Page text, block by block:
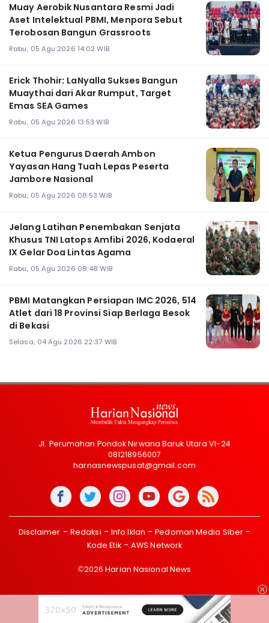
Muay Aerobik Nusantara Resmi Jadi
Aset Intelektual PBMI, Menpora Sebut
Terobosan Bangun Grassroots
Rabu, 05 Agu 2026 14:02 WIB
Erick Thohir: LaNyalla Sukses Bangun
Muaythai dari Akar Rumput, Target
Emas SEA Games
Rabu, 05 Agu 2026 13:53 WIB
Ketua Pengurus Daerah Ambon
Yayasan Hang Tuah Lepas Peserta
Jambore Nasional
Rabu, 05 Agu 2026 08:53 WIB
Jelang Latihan Penembakan Senjata
Khusus TNI Latops Amfibi 2026, Kodaeral
IX Gelar Doa Lintas Agama
Rabu, 05 Agu 2026 08:48 WIB
PBMI Matangkan Persiapan IMC 2026, 514
Atlet dari 18 Provinsi Siap Berlaga Besok
di Bekasi
Selasa, 04 Agu 2026 22:37 WIB
Jl. Perumahan Pondok Nirwana Baruk Utara VI-24
081218956007
harnasnewspusat@gmail.com
Disclaimer Redaksi Info Iklan
Pedoman Media Siber
Kode Etik
AWS Network
©2026 Harian Nasional News